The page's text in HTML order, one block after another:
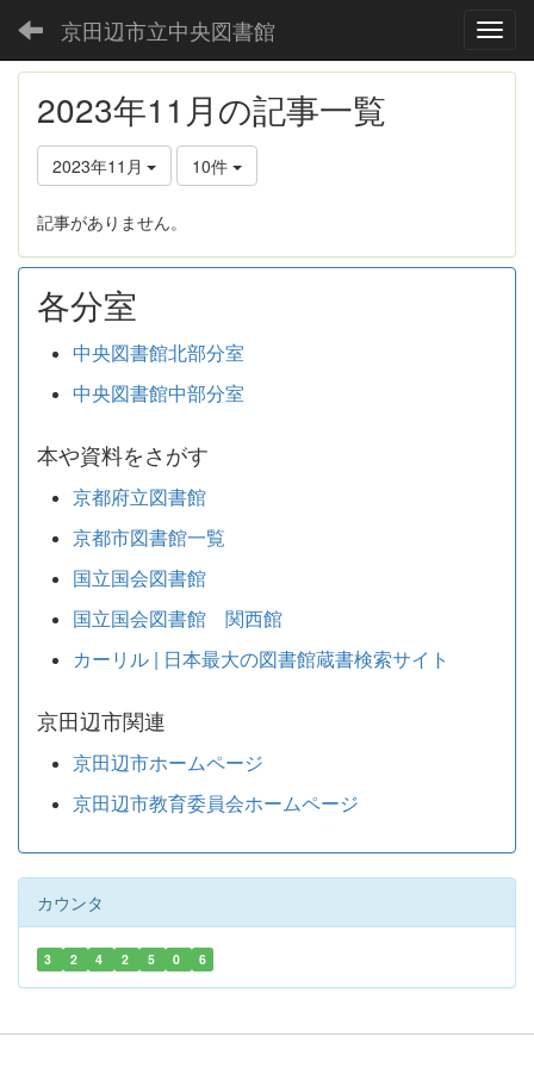
京田辺市立中央図書館
2023年11月の記事一覧
2023年11月 10件
記事がありません。
各分室
中央図書館北部分室
中央図書館中部分室
本や資料をさがす
京都府立図書館
京都市図書館一覧
国立国会図書館
国立国会図書館 関西館
カーリル | 日本最大の図書館蔵書検索サイト
京田辺市関連
京田辺市ホームページ
京田辺市教育委員会ホームページ
カウンタ
3 2 4 2 5 0 6